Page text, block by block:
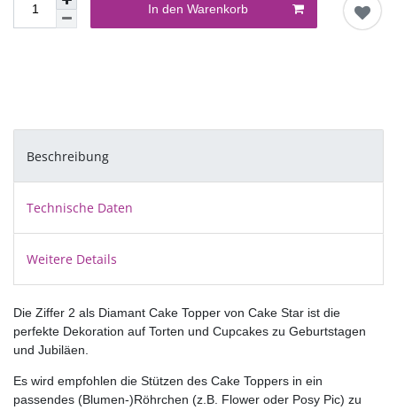
In den Warenkorb
Beschreibung
Technische Daten
Weitere Details
Die Ziffer 2 als Diamant Cake Topper von Cake Star ist die
perfekte Dekoration auf Torten und Cupcakes zu Geburtstagen
und Jubiläen.
Es wird empfohlen die Stützen des Cake Toppers in ein
passendes (Blumen-)Röhrchen (z.B. Flower oder Posy Pic) zu